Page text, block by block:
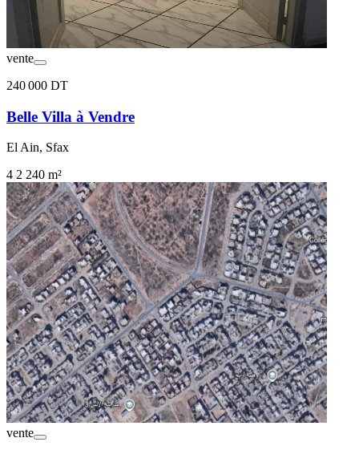
vente
240 000 DT
Belle Villa à Vendre
El Ain, Sfax
4 2 240 m²
vente